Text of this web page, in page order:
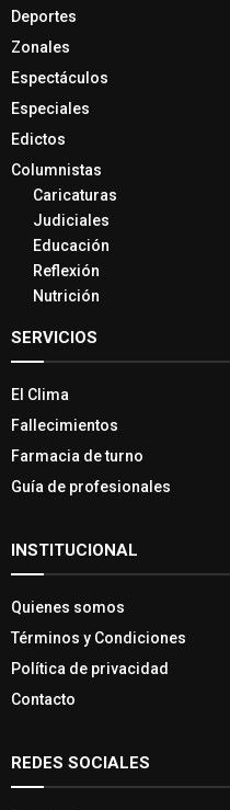
Deportes
Zonales
Espectáculos
Especiales
Edictos
Columnistas
Caricaturas
Judiciales
Educación
Reflexión
Nutrición
SERVICIOS
El Clima
Fallecimientos
Farmacia de turno
Guía de profesionales
INSTITUCIONAL
Quienes somos
Términos y Condiciones
Política de privacidad
Contacto
REDES SOCIALES